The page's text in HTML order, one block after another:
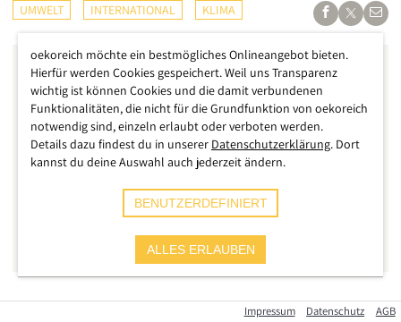
UMWELT INTERNATIONAL KLIMA
Die schwersten Regenfälle in Nigeria seit Jahrzehnten haben
Impressum Datenschutz AGB
oekoreich möchte ein bestmögliches Onlineangebot bieten.
Hierfür werden Cookies gespeichert. Weil uns Transparenz
wichtig ist können Cookies und die damit verbundenen
Funktionalitäten, die nicht für die Grundfunktion von oekoreich
notwendig sind, einzeln erlaubt oder verboten werden.
Details dazu findest du in unserer Datenschutzerklärung. Dort
kannst du deine Auswahl auch jederzeit ändern.
BENUTZERDEFINIERT
ALLES ERLAUBEN